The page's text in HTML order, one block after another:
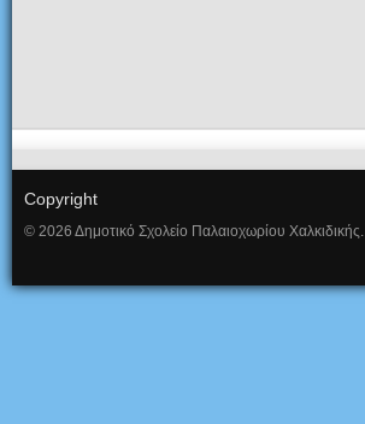
Copyright
© 2026 Δημοτικό Σχολείο Παλαιοχωρίου Χαλκιδικής.